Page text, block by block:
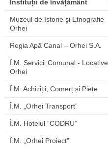
Instituții de învățământ
Muzeul de Istorie şi Etnografie
Orhei
Regia Apă Canal – Orhei S.A.
Î.M. Servicii Comunal - Locative
Orhei
Î.M. Achiziții, Comerț și Piețe
Î.M. „Orhei Transport”
Î.M. Hotelul ”CODRU”
Î.M. „Orhei Proiect”